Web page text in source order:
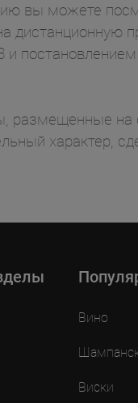
вы можете
дистанционную
на
характер,
Вино
Виски